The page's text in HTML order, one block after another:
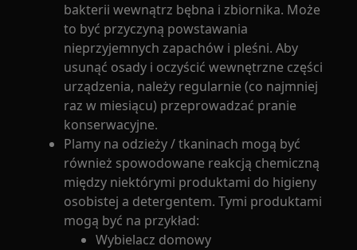
bakterii wewnątrz bębna i zbiornika. Może
to być przyczyną powstawania
nieprzyjemnych zapachów i pleśni. Aby
usunąć osady i oczyścić wewnętrzne części
urządzenia, należy regularnie (co najmniej
raz w miesiącu) przeprowadzać pranie
konserwacyjne.
Plamy na odzieży / tkaninach mogą być
również spowodowane reakcją chemiczną
między niektórymi produktami do higieny
osobistej a detergentem. Tymi produktami
mogą być na przykład:
Wybielacz domowy